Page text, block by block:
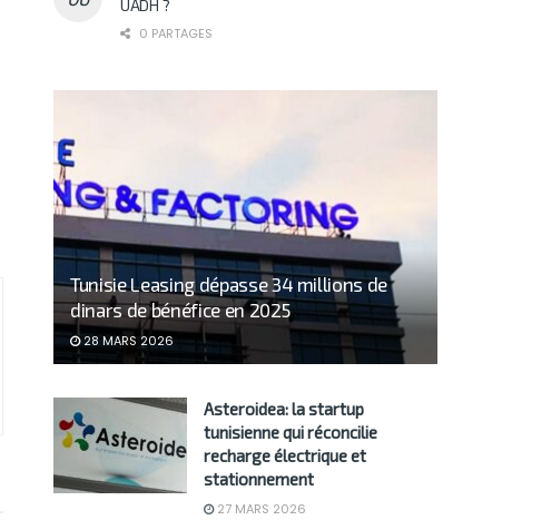
UADH ?
0 PARTAGES
Tunisie Leasing dépasse 34 millions de
dinars de bénéfice en 2025
28 MARS 2026
Asteroidea: la startup
tunisienne qui réconcilie
recharge électrique et
stationnement
27 MARS 2026